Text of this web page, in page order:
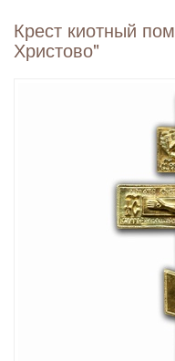
Крест киотный
Христово"